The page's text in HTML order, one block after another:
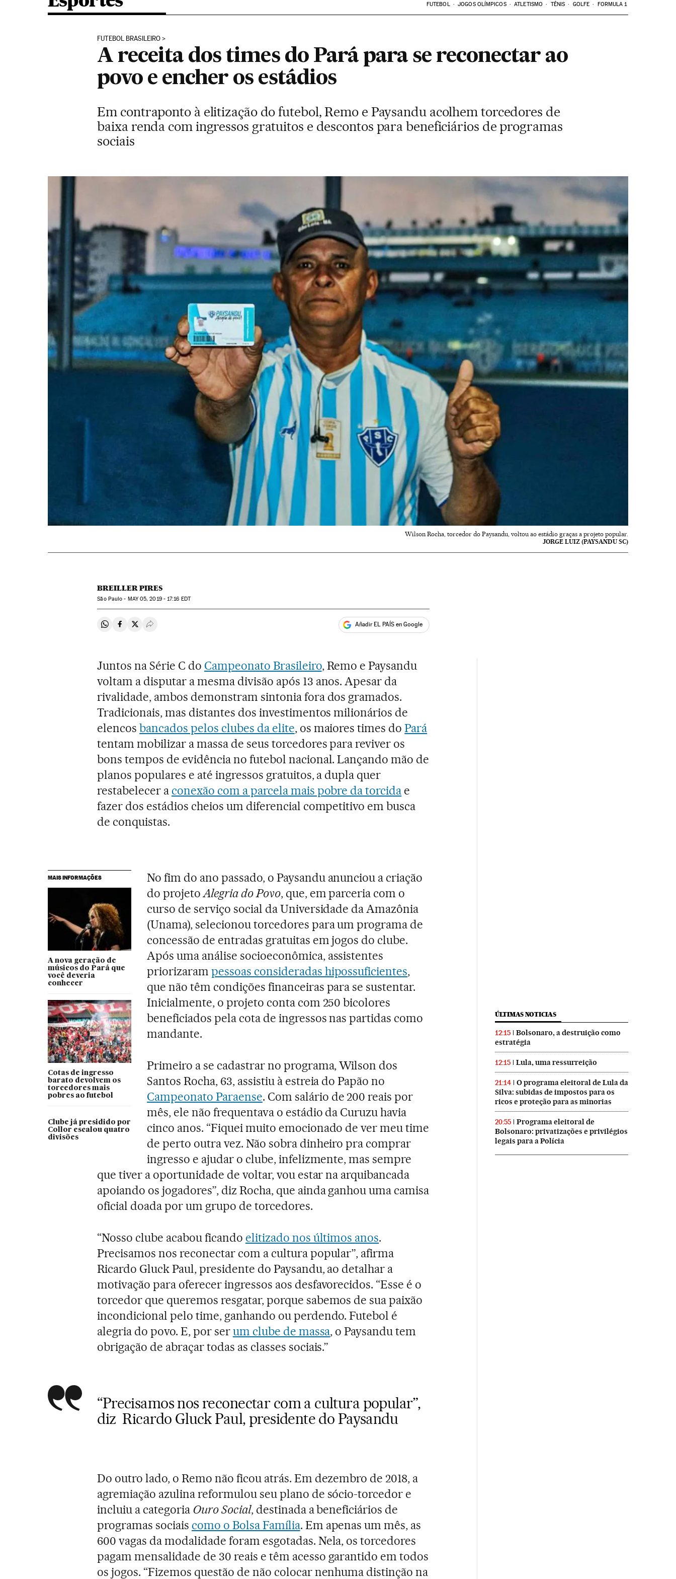
FUTEBOL JOGOS OLÍMPICOS ATLETISMO TÊNIS GOLFE FORMULA 1
FUTEBOL BRASILEIRO
A receita dos times do Pará para se reconectar ao
povo e encher os estádios
Em contraponto à elitização do futebol, Remo e Paysandu acolhem torcedores de
baixa renda com ingressos gratuitos e descontos para beneficiários de programas
sociais
Wilson Rocha, torcedor do Paysandu, voltou ao estádio graças a projeto popular.
JORGE LUIZ (PAYSANDU SC)
BREILLER PIRES
São Paulo - MAY05, 2019 - 17:16 EDT
Compartir en Whatsapp
Compartir en Facebook
Compartir en Twitter
Desplegar Redes Sociales Añadir EL PAÍS en Google
Juntos na Série C do Campeonato Brasileiro, Remo e Paysandu
voltam a disputar a mesma divisão após 13 anos. Apesar da
rivalidade, ambos demonstram sintonia fora dos gramados.
Tradicionais, mas distantes dos investimentos milionários de
elencosbancados pelos clubes da elite, os maiores times doPará
tentam mobilizar a massa de seus torcedores para reviver os
bons tempos de evidência no futebol nacional. Lançando mão de
planos populares e até ingressos gratuitos, a dupla quer
restabelecer a conexão com a parcela mais pobre da torcida e
fazer dos estádios cheios um diferencial competitivo em busca
de conquistas.
MAIS INFORMAÇÕES
A nova geração de
músicos do Pará que
você deveria
conhecer
Cotas de ingresso
barato devolvem os
torcedores mais
pobres ao futebol
Clube já presidido por
Collor escalou quatro
divisões
No fim do ano passado, o Paysandu anunciou a criação
do projetoAlegria do Povo, que, em parceria com o
curso de serviço social da Universidade da Amazônia
(Unama), selecionou torcedores para um programa de
concessão de entradas gratuitas em jogos do clube.
Após uma análise socioeconômica, assistentes
priorizaram pessoas consideradas hipossuficientes,
que não têm condições financeiras para se sustentar.
Inicialmente, o projeto conta com 250 bicolores
beneficiados pela cota de ingressos nas partidas como
mandante.
Primeiro a se cadastrar no programa, Wilson dos
Santos Rocha, 63, assistiu à estreia do Papão no
Campeonato Paraense. Com salário de 200 reais por
mês, ele não frequentava o estádio da Curuzu havia
cinco anos. “Fiquei muito emocionado de ver meu time
de perto outra vez. Não sobra dinheiro pra comprar
ingresso e ajudar o clube, infelizmente, mas sempre
que tiver a oportunidade de voltar, vou estar na arquibancada
apoiando os jogadores”, diz Rocha, que ainda ganhou uma camisa
oficial doada por um grupo de torcedores.
“Nosso clube acabou ficando elitizado nos últimos anos.
Precisamos nos reconectar com a cultura popular”, afirma
Ricardo Gluck Paul, presidente do Paysandu, ao detalhar a
motivação para oferecer ingressos aos desfavorecidos. “Esse é o
torcedor que queremos resgatar, porque sabemos de sua paixão
incondicional pelo time, ganhando ou perdendo. Futebol é
alegria do povo. E, por serum clube de massa, o Paysandu tem
obrigação de abraçar todas as classes sociais.”
“Precisamos nos reconectar com a cultura popular”,
diz Ricardo Gluck Paul, presidente do Paysandu
Do outro lado, o Remo não ficou atrás. Em dezembro de 2018, a
agremiação azulina reformulou seu plano de sócio-torcedor e
incluiu a categoria Ouro Social, destinada a beneficiários de
programas sociais como o Bolsa Família. Em apenas um mês, as
600 vagas da modalidade foram esgotadas. Nela, os torcedores
pagam mensalidade de 30 reais e têm acesso garantido em todos
os jogos. “Fizemos questão de não colocar nenhuma distinção na
ÚLTIMAS NOTICIAS
12:15
Bolsonaro, a destruição como
estratégia
12:15 Lula, uma ressurreição
21:14
O programa eleitoral de Lula da
Silva: subidas de impostos para os
ricos e proteção para as minorias
20:55
Programa eleitoral de
Bolsonaro: privatizações e privilégios
legais para a Polícia